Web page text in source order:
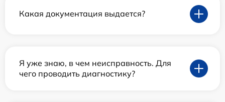
Какая документация выдается?
Я уже знаю, в чем неисправность. Для
чего проводить диагностику?